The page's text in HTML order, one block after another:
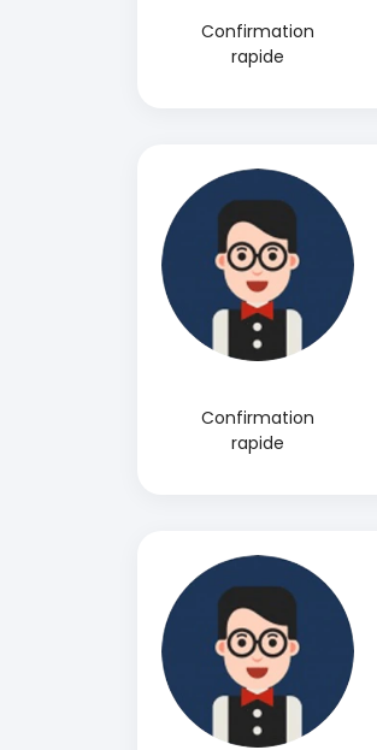
Confirmation
rapide
Confirmation
rapide